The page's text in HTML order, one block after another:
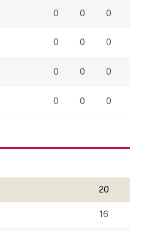
0 0 0
0 0 0
0 0 0
0 0 0
20
16